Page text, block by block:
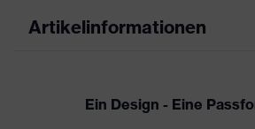
Artikelinformationen
Ein Design - Eine